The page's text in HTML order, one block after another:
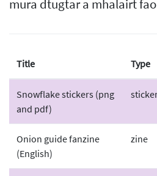
mura dtugtar a mhalairt
Title Type
Snowflake stickers (png
and pdf)
Onion guide fanzine
(English)
zine